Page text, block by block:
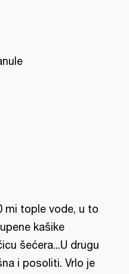
mi tople vode, u to
kašike
šećera...U drugu
i posoliti. Vrlo je